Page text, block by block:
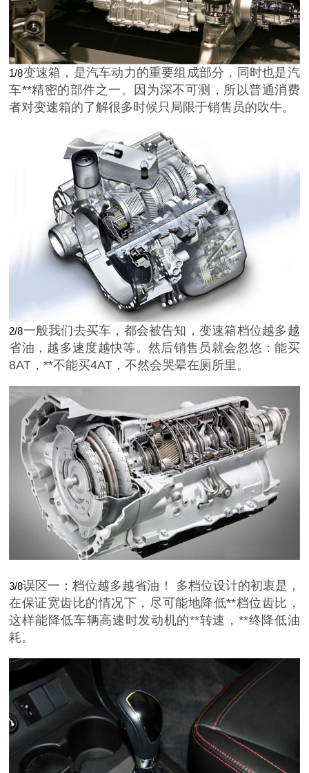
1/8变速箱，是汽车动力的重要组成部分，同时也是汽
车**精密的部件之一。因为深不可测，所以普通消费
者对变速箱的了解很多时候只局限于销售员的吹牛。
2/8一般我们去买车，都会被告知，变速箱档位越多越
省油，越多速度越快等。然后销售员就会忽悠：能买
8AT，**不能买4AT，不然会哭晕在厕所里。
3/8误区一：档位越多越省油！ 多档位设计的初衷是，
在保证宽齿比的情况下，尽可能地降低**档位齿比，
这样能降低车辆高速时发动机的**转速，**终降低油
耗。